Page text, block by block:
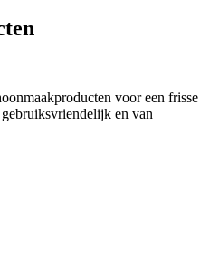
voor een frisse
en van